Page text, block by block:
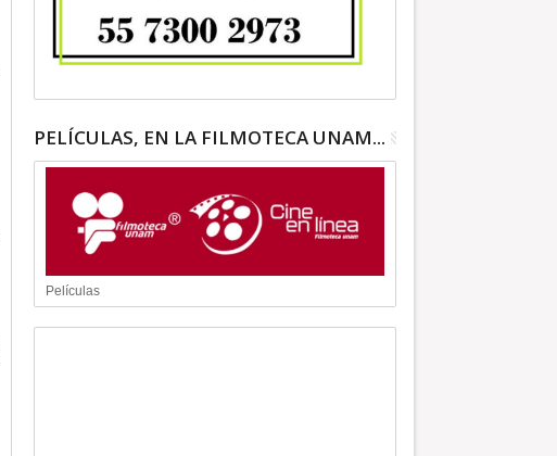
PELÍCULAS, EN LA FILMOTECA UNAM...
Películas